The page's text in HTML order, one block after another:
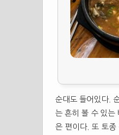
순대도 들어있다.
는 흔히 볼 수 있는
은 편이다. 또 토종